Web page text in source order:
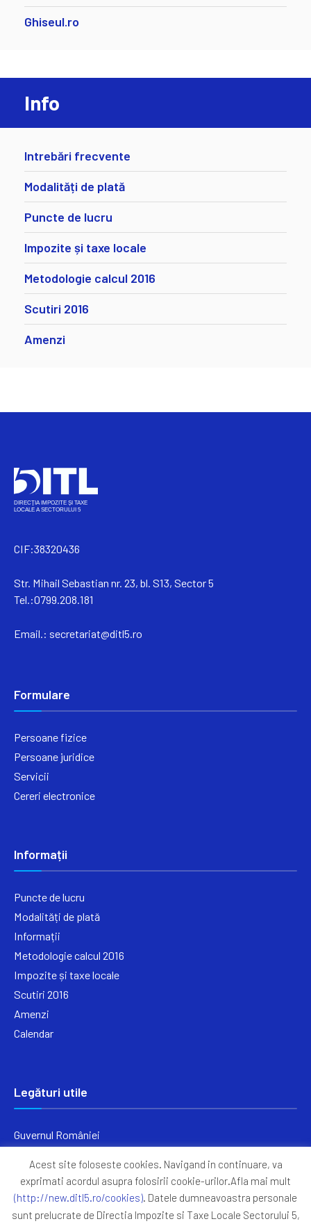
Ghiseul.ro
Info
Intrebări frecvente
Modalități de plată
Puncte de lucru
Impozite și taxe locale
Metodologie calcul 2016
Scutiri 2016
Amenzi
CIF:38320436
Str. Mihail Sebastian nr. 23, bl. S13, Sector 5
Tel.:0799.208.181
Email.: secretariat@ditl5.ro
Formulare
Persoane fizice
Persoane juridice
Servicii
Cereri electronice
Informații
Puncte de lucru
Modalități de plată
Informații
Metodologie calcul 2016
Impozite și taxe locale
Scutiri 2016
Amenzi
Calendar
Legături utile
Guvernul României
Primăria Sectorul 5
ANAF
Acest site foloseste cookies. Navigand in continuare, va
exprimati acordul asupra folosirii cookie-urilor.Afla mai mult
(http://new.ditl5.ro/cookies). Datele dumneavoastra personale
sunt prelucrate de Directia Impozite si Taxe Locale Sectorului 5,